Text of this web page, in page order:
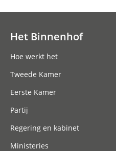
Het Binnenhof
Hoe werkt het
Tweede Kamer
Eerste Kamer
Partij
Regering en kabinet
Ministeries